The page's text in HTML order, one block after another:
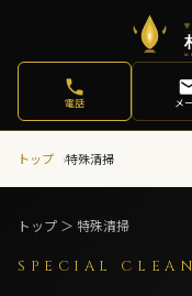
電話 メ
トップ 特殊清掃
トップ ＞ 特殊清掃
SPECIAL